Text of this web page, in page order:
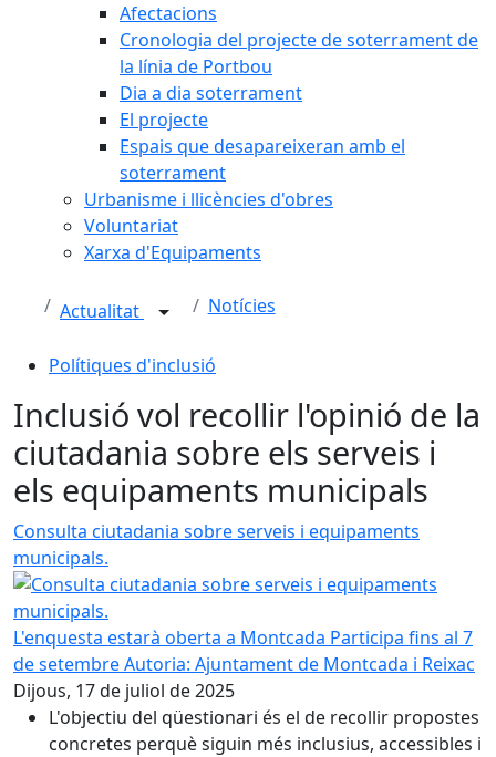
Afectacions
Cronologia del projecte de soterrament de
la línia de Portbou
Dia a dia soterrament
El projecte
Espais que desapareixeran amb el
soterrament
Urbanisme i llicències d'obres
Voluntariat
Xarxa d'Equipaments
Actualitat Notícies
Polítiques d'inclusió
Inclusió vol recollir l'opinió de la
ciutadania sobre els serveis i
els equipaments municipals
Consulta ciutadania sobre serveis i equipaments
municipals.
L'enquesta estarà oberta a Montcada Participa fins al 7
de setembreAutoria: Ajuntament de Montcada i Reixac
Dijous, 17 de juliol de 2025
L'objectiu del qüestionari és el de recollir propostes
concretes perquè siguin més inclusius, accessibles i